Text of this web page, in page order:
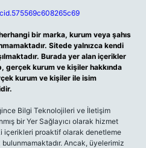
bir marka, kurum veya şahıs
Sitede yalnızca kendi
Burada yer alan içerikler
gerçek kurum ve kişiler hakkında
kurum ve kişiler ile isim
Bilgi Teknolojileri ve İletişim
bir Yer Sağlayıcı olarak hizmet
içerikleri proaktif olarak denetleme
Ancak, üyelerimiz